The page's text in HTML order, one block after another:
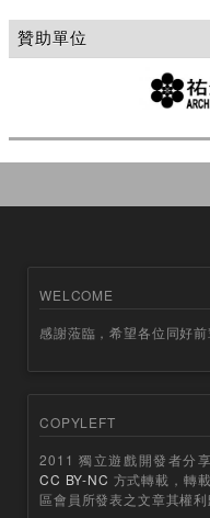
贊助單位
WELCOME
感謝蒞臨，希望各位同好
COPYLEFT
2011 獨立遊戲開發者分
CC BY-NC 方式轉載，轉
區會員所發表之文章其權利